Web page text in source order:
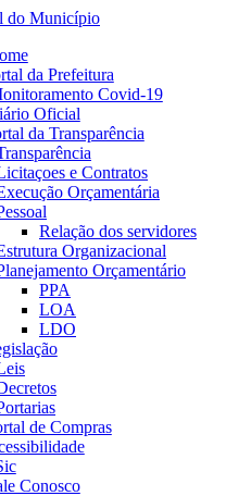
do Município
da Prefeitura
Covid-19
Oficial
da Transparência
e Contratos
Orçamentária
Relação dos servidores
Organizacional
Orçamentário
PPA
LOA
LDO
de Compras
Conosco